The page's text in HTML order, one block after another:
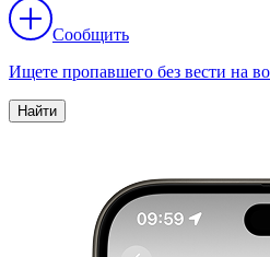
Сообщить
Ищете пропавшего без вести на
Найти